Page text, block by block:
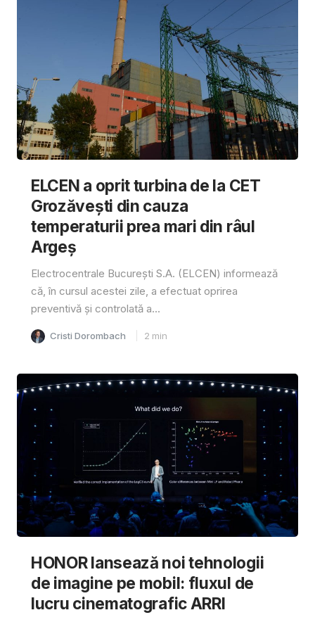
ELCEN a oprit turbina de la CET
Grozăvești din cauza
temperaturii prea mari din râul
Argeș
Electrocentrale București S.A. (ELCEN) informează
că, în cursul acestei zile, a efectuat oprirea
preventivă și controlată a...
Cristi Dorombach 2 min
HONOR lansează noi tehnologii
de imagine pe mobil: fluxul de
lucru cinematografic ARRI